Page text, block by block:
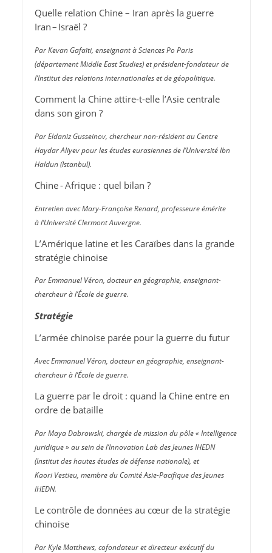
Quelle relation Chine – Iran après la guerre
Iran – Israël ?
Par Kevan Gafaïti, enseignant à Sciences Po Paris
(département Middle East Studies) et président-fondateur de
l’Institut des relations internationales et de géopolitique.
Comment la Chine attire-t-elle l’Asie centrale
dans son giron ?
Par Eldaniz Gusseinov, chercheur non-résident au Centre
Haydar Aliyev pour les études eurasiennes de l’Université Ibn
Haldun (Istanbul).
Chine - Afrique : quel bilan ?
Entretien avec Mary-Françoise Renard, professeure émérite
à l’Université Clermont Auvergne.
L’Amérique latine et les Caraïbes dans la grande
stratégie chinoise
Par Emmanuel Véron, docteur en géographie, enseignant-
chercheur à l’École de guerre.
Stratégie
L’armée chinoise parée pour la guerre du futur
Avec Emmanuel Véron, docteur en géographie, enseignant-
chercheur à l’École de guerre.
La guerre par le droit : quand la Chine entre en
ordre de bataille
Par Maya Dabrowski, chargée de mission du pôle « Intelligence
juridique » au sein de l’Innovation Lab des Jeunes IHEDN
(Institut des hautes études de défense nationale), et
Kaori Vestieu, membre du Comité Asie-Pacifique des Jeunes
IHEDN.
Le contrôle de données au cœur de la stratégie
chinoise
Par Kyle Matthews, cofondateur et directeur exécutif du